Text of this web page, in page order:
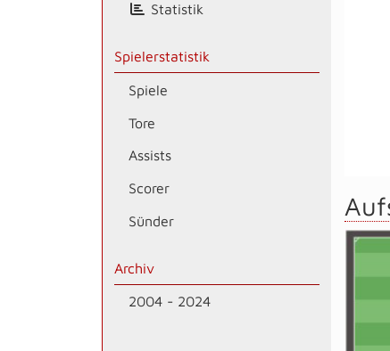
Statistik
Spielerstatistik
Spiele
Tore
Assists
Scorer
Sünder
Archiv
2004 - 2024